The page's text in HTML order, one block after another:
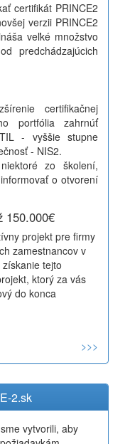
certifikát PRINCE2
verzii PRINCE2
veľké množstvo
predchádzajúcich
certifikačnej
portfólia zahrnúť
- vyššie stupne
- NIS2.
zo školení,
o otvorení
150.000€
projekt pre firmy
zamestnancov v
tejto
ktorý za vás
do konca
>>>
2.sk
vytvorili, aby